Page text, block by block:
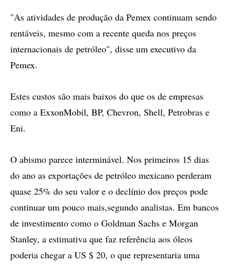
"As atividades de produção da Pemex continuam sendo
rentáveis, mesmo com a recente queda nos preços
internacionais de petróleo", disse um executivo da
Pemex.
Estes custos são mais baixos do que os de empresas
como a ExxonMobil, BP, Chevron, Shell, Petrobras e
Eni.
O abismo parece interminável. Nos primeiros 15 dias
do ano as exportações de petróleo mexicano perderam
quase 25% do seu valor e o declínio dos preços pode
continuar um pouco mais,segundo analistas. Em bancos
de investimento como o Goldman Sachs e Morgan
Stanley, a estimativa que faz referência aos óleos
poderia chegar a US $ 20, o que representaria uma